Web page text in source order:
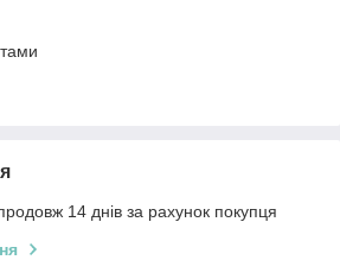
14 днів за рахунок покупця